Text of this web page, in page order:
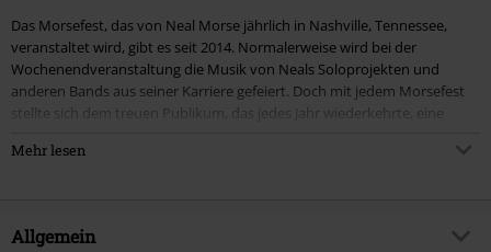
Das Morsefest, das von Neal Morse jährlich in Nashville, Tennessee,
veranstaltet wird, gibt es seit 2014. Normalerweise wird bei der
Wochenendveranstaltung die Musik von Neals Soloprojekten und
anderen Bands aus seiner Karriere gefeiert. Doch mit jedem Morsefest
stellte sich dem treuen Publikum, das jedes Jahr wiederkehrte, eine
Trewavas beim Morsefest auftreten? Im Jahr 2022, beim 9. Morsefest,
fünfte Album der Band seit ihrer Gründung im Jahr 2000. Da das Motto
Mehr lesen
Allgemein